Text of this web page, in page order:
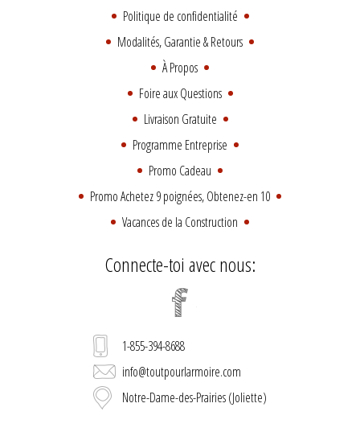
Politique de confidentialité
Modalités, Garantie & Retours
À Propos
Foire aux Questions
Livraison Gratuite
Programme Entreprise
Promo Cadeau
Promo Achetez 9 poignées, Obtenez-en 10
Vacances de la Construction
Connecte-toi avec nous:
1-855-394-8688
info@toutpourlarmoire.com
Notre-Dame-des-Prairies (Joliette)